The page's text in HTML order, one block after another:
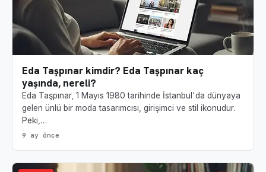
Eda Taşpınar kimdir? Eda Taşpınar kaç
yaşında, nereli?
Eda Taşpınar, 1 Mayıs 1980 tarihinde İstanbul'da dünyaya
gelen ünlü bir moda tasarımcısı, girişimci ve stil ikonudur.
Peki,…
9 ay önce